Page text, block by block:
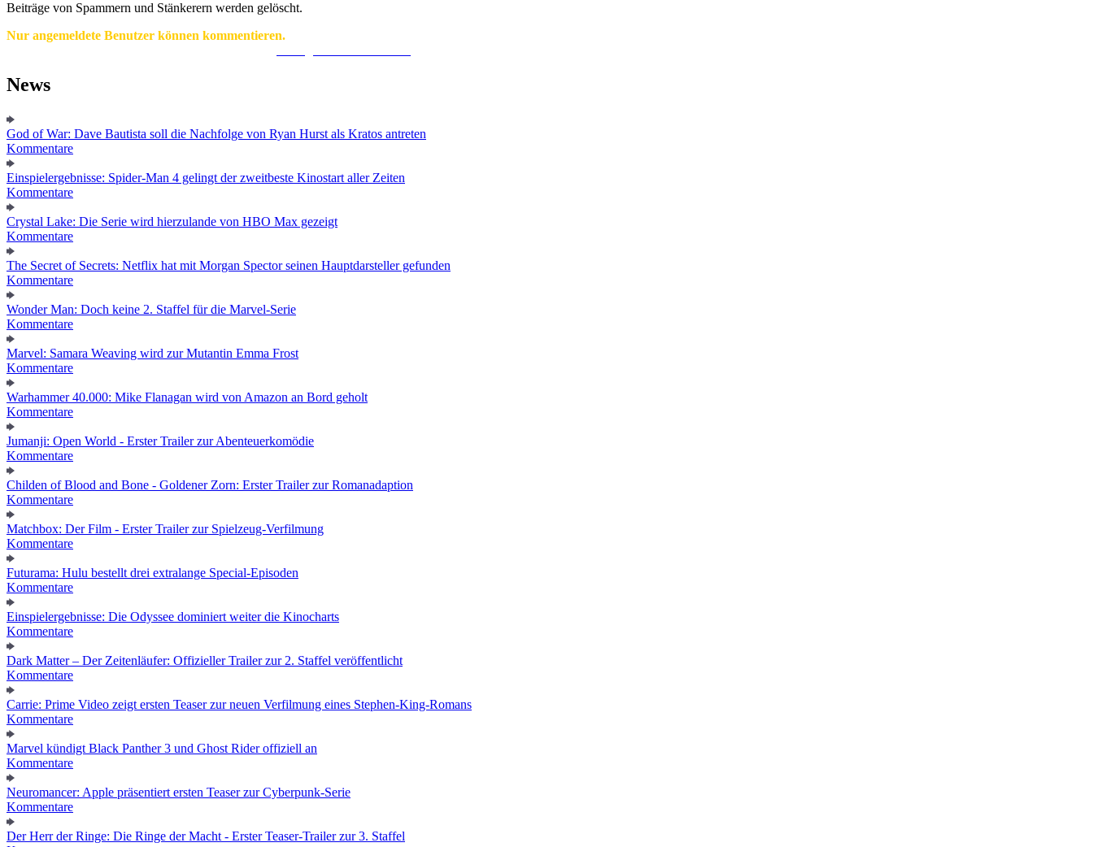
Beiträge von Spammern und Stänkerern werden gelöscht.
Nur angemeldete Benutzer können kommentieren.
News
God of War: Dave Bautista soll die Nachfolge von Ryan Hurst als Kratos antreten
Kommentare
Einspielergebnisse: Spider-Man 4 gelingt der zweitbeste Kinostart aller Zeiten
Kommentare
Crystal Lake: Die Serie wird hierzulande von HBO Max gezeigt
Kommentare
The Secret of Secrets: Netflix hat mit Morgan Spector seinen Hauptdarsteller gefunden
Kommentare
Wonder Man: Doch keine 2. Staffel für die Marvel-Serie
Kommentare
Marvel: Samara Weaving wird zur Mutantin Emma Frost
Kommentare
Warhammer 40.000: Mike Flanagan wird von Amazon an Bord geholt
Kommentare
Jumanji: Open World - Erster Trailer zur Abenteuerkomödie
Kommentare
Childen of Blood and Bone - Goldener Zorn: Erster Trailer zur Romanadaption
Kommentare
Matchbox: Der Film - Erster Trailer zur Spielzeug-Verfilmung
Kommentare
Futurama: Hulu bestellt drei extralange Special-Episoden
Kommentare
Einspielergebnisse: Die Odyssee dominiert weiter die Kinocharts
Kommentare
Dark Matter – Der Zeitenläufer: Offizieller Trailer zur 2. Staffel veröffentlicht
Kommentare
Carrie: Prime Video zeigt ersten Teaser zur neuen Verfilmung eines Stephen-King-Romans
Kommentare
Marvel kündigt Black Panther 3 und Ghost Rider offiziell an
Kommentare
Neuromancer: Apple präsentiert ersten Teaser zur Cyberpunk-Serie
Kommentare
Der Herr der Ringe: Die Ringe der Macht - Erster Teaser-Trailer zur 3. Staffel